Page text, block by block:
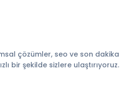
çözümler, seo ve son dakika
bir şekilde sizlere ulaştırıyoruz.